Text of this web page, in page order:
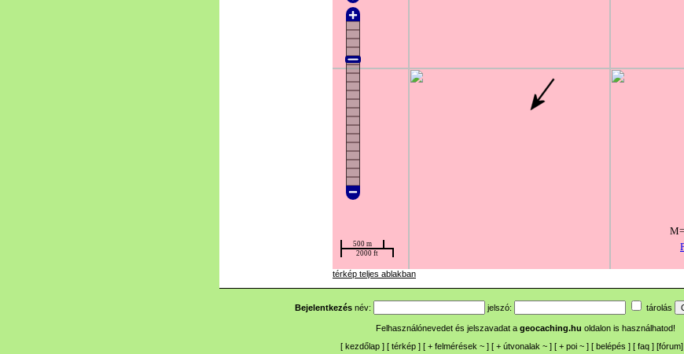
térkép teljes ablakban
Bejelentkezés név: jelszó: tárolás
Felhasználónevedet és jelszavadat a geocaching.hu oldalon is használhatod!
[ kezdőlap ] [ térkép ] [ + felmérések ~ ] [ + útvonalak ~ ] [ + poi ~ ] [ belépés ] [ faq ] [fórum]